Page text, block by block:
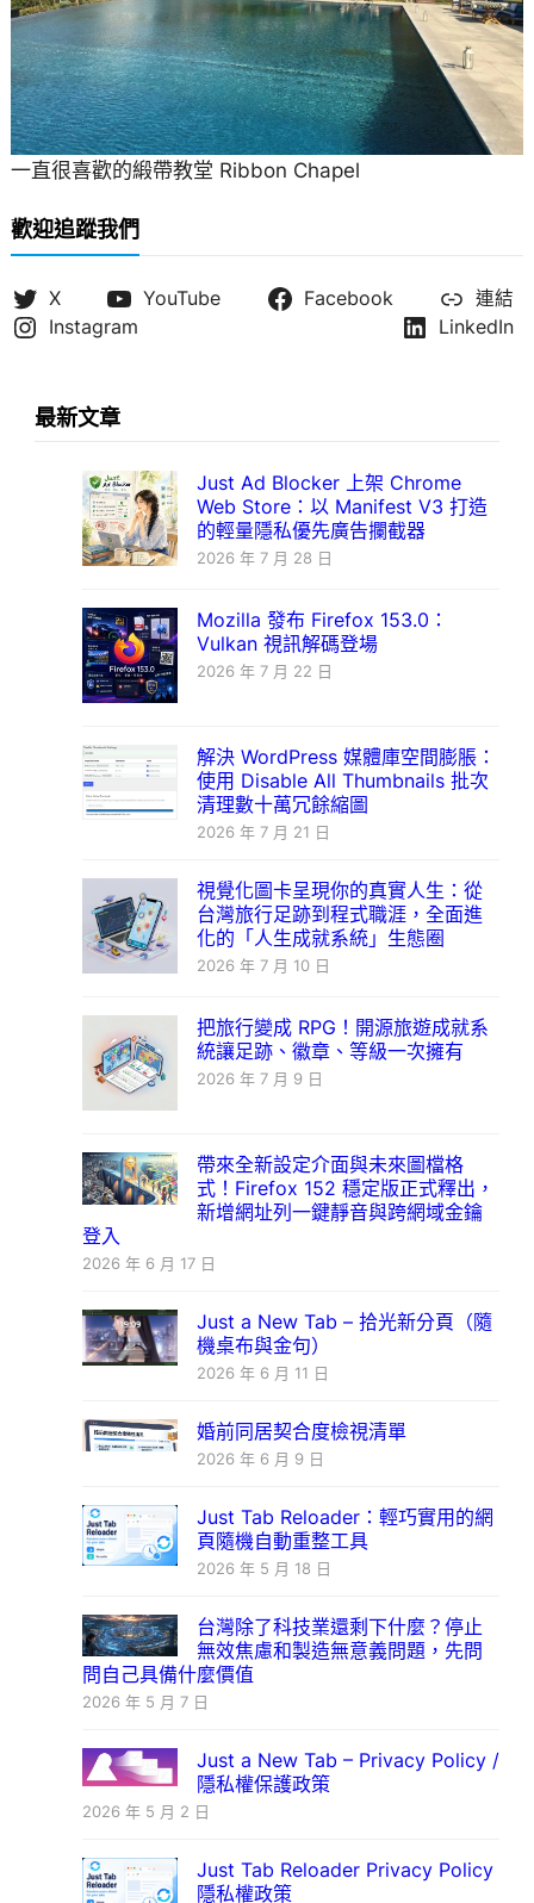
一直很喜歡的緞帶教堂 Ribbon Chapel
歡迎追蹤我們
X YouTube Facebook
連結
Instagram
LinkedIn
最新文章
Just Ad Blocker 上架 Chrome
Web Store：以 Manifest V3 打造
的輕量隱私優先廣告攔截器
2026 年 7 月 28 日
Mozilla 發布 Firefox 153.0：
Vulkan 視訊解碼登場
2026 年 7 月 22 日
解決 WordPress 媒體庫空間膨脹：
使用 Disable All Thumbnails 批次
清理數十萬冗餘縮圖
2026 年 7 月 21 日
視覺化圖卡呈現你的真實人生：從
台灣旅行足跡到程式職涯，全面進
化的「人生成就系統」生態圈
2026 年 7 月 10 日
把旅行變成 RPG！開源旅遊成就系
統讓足跡、徽章、等級一次擁有
2026 年 7 月 9 日
帶來全新設定介面與未來圖檔格
式！Firefox 152 穩定版正式釋出，
新增網址列一鍵靜音與跨網域金鑰
登入
2026 年 6 月 17 日
Just a New Tab – 拾光新分頁（隨
機桌布與金句）
2026 年 6 月 11 日
婚前同居契合度檢視清單
2026 年 6 月 9 日
Just Tab Reloader：輕巧實用的網
頁隨機自動重整工具
2026 年 5 月 18 日
台灣除了科技業還剩下什麼？停止
無效焦慮和製造無意義問題，先問
問自己具備什麼價值
2026 年 5 月 7 日
Just a New Tab – Privacy Policy /
隱私權保護政策
2026 年 5 月 2 日
Just Tab Reloader Privacy Policy
隱私權政策